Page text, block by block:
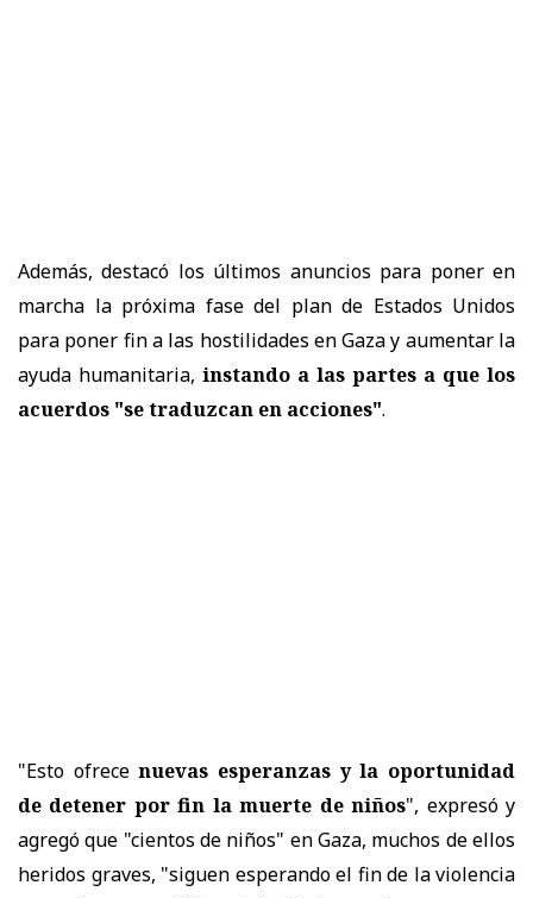
Además, destacó los últimos anuncios para poner en
marcha la próxima fase del plan de Estados Unidos
para poner fin a las hostilidades en Gaza y aumentar la
ayuda humanitaria, instando a las partes a que los
acuerdos "se traduzcan en acciones".
"Esto ofrecenuevas esperanzas y la oportunidad
de detener por fin la muerte de niños", expresó y
agregó que "cientos de niños" en Gaza, muchos de ellos
heridos graves, "siguen esperando el fin de la violencia